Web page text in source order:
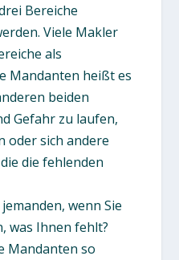
Bereiche
Viele Makler
als
Mandanten heißt es
beiden
Gefahr zu laufen,
oder sich andere
die fehlenden
wenn Sie
was Ihnen fehlt?
Mandanten so